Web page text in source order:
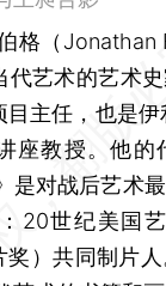
（Jonathan
代艺术的艺术
主任，也是伊
座教授。他的
是对战后艺术
20世纪美国
奖）共同制片